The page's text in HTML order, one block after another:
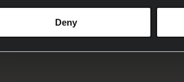
Deny
Particular
He leído y acepto la